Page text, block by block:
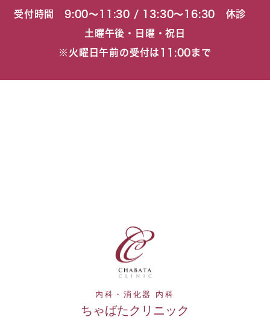
受付時間 9:00〜11:30 / 13:30〜16:30 休診
土曜午後・日曜・祝日
※火曜日午前の受付は11:00まで
内科・消化器 内科
ちゃばたクリニック